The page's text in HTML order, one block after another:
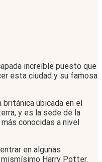
increíble puesto que
esta ciudad y su famosa
británica ubicada en el
y es la sede de la
conocidas a nivel
en algunas
Harry Potter.